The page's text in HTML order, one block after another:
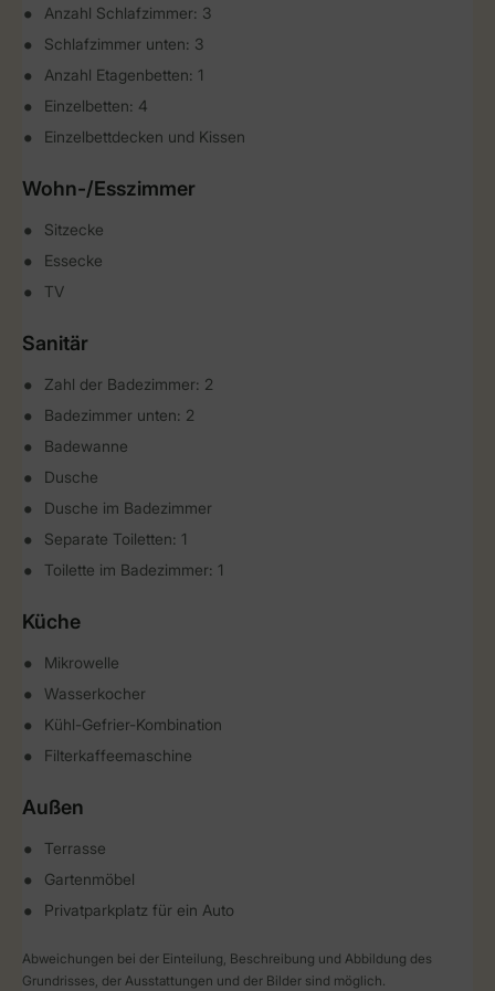
Anzahl Schlafzimmer: 3
Schlafzimmer unten: 3
Anzahl Etagenbetten: 1
Einzelbetten: 4
Einzelbettdecken und Kissen
Wohn-/Esszimmer
Sitzecke
Essecke
TV
Sanitär
Zahl der Badezimmer: 2
Badezimmer unten: 2
Badewanne
Dusche
Dusche im Badezimmer
Separate Toiletten: 1
Toilette im Badezimmer: 1
Küche
Mikrowelle
Wasserkocher
Kühl-Gefrier-Kombination
Filterkaffeemaschine
Außen
Terrasse
Gartenmöbel
Privatparkplatz für ein Auto
Abweichungen bei der Einteilung, Beschreibung und Abbildung des
Grundrisses, der Ausstattungen und der Bilder sind möglich.